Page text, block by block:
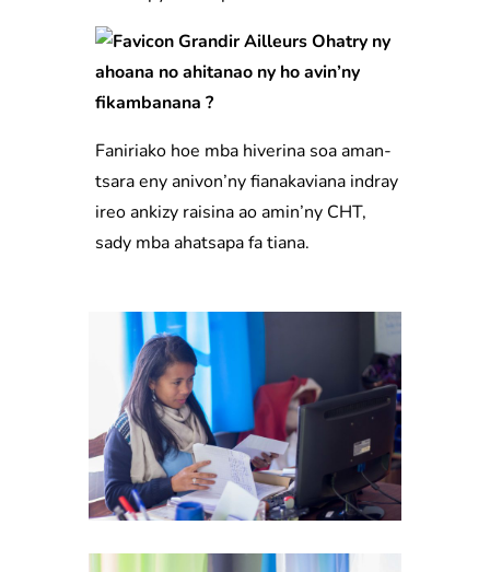
Ohatry ny
ahoana no ahitanao ny ho avin’ny
fikambanana ?
Faniriako hoe mba hiverina soa aman-
tsara eny anivon’ny fianakaviana indray
ireo ankizy raisina ao amin’ny CHT,
sady mba ahatsapa fa tiana.